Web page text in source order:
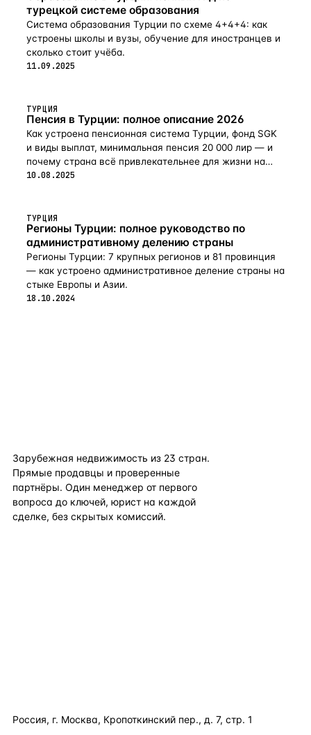
турецкой системе образования
Система образования Турции по схеме 4+4+4: как
устроены школы и вузы, обучение для иностранцев и
сколько стоит учёба.
11.09.2025
ТУРЦИЯ
Пенсия в Турции: полное описание 2026
Как устроена пенсионная система Турции, фонд SGK
и виды выплат, минимальная пенсия 20 000 лир — и
почему страна всё привлекательнее для жизни на
пенсии в 2026-м.
10.08.2025
ТУРЦИЯ
Регионы Турции: полное руководство по
административному делению страны
Регионы Турции: 7 крупных регионов и 81 провинция
— как устроено административное деление страны на
стыке Европы и Азии.
18.10.2024
Зарубежная недвижимость из 23 стран.
Прямые продавцы и проверенные
партнёры. Один менеджер от первого
вопроса до ключей, юрист на каждой
сделке, без скрытых комиссий.
Россия, г. Москва, Кропоткинский пер., д. 7, стр. 1